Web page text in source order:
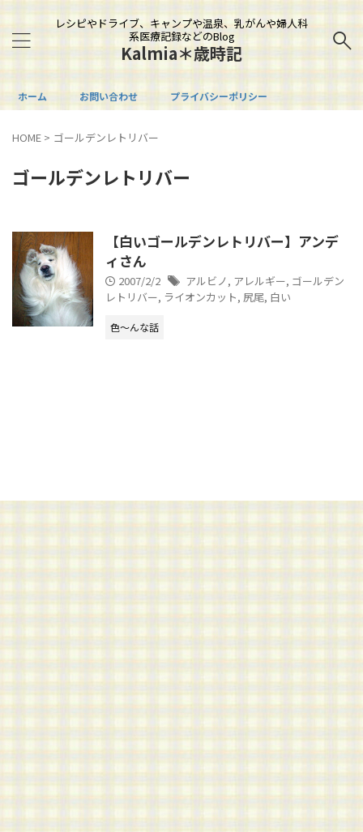
レシピやドライブ、キャンプや温泉、乳がんや婦人科
系医療記録などのBlog
Kalmia＊歳時記
ホーム お問い合わせ プライバシーポリシー
HOME > ゴールデンレトリバー
ゴールデンレトリバー
【白いゴールデンレトリバー】アンデ
ィさん
2007/2/2 アルビノ , アレルギー, ゴールデン
レトリバー, ライオンカット, 尻尾, 白い
色～んな話